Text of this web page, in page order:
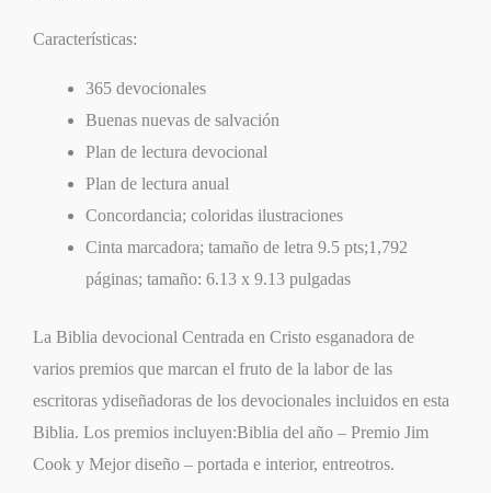
Características:
365 devocionales
Buenas nuevas de salvación
Plan de lectura devocional
Plan de lectura anual
Concordancia; coloridas ilustraciones
Cinta marcadora; tamaño de letra 9.5 pts;1,792
páginas; tamaño: 6.13 x 9.13 pulgadas
La Biblia devocional Centrada en Cristo esganadora de
varios premios que marcan el fruto de la labor de las
escritoras ydiseñadoras de los devocionales incluidos en esta
Biblia. Los premios incluyen:Biblia del año – Premio Jim
Cook y Mejor diseño – portada e interior, entreotros.